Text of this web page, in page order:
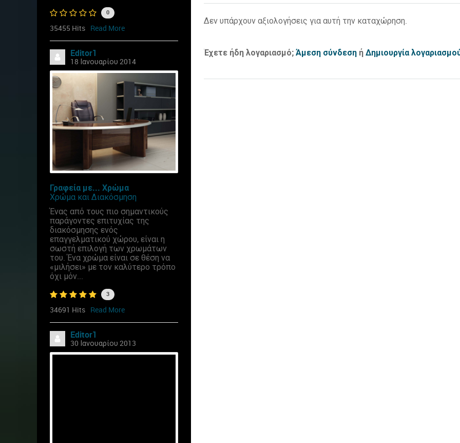
0
35455 Hits Read More
Editor1
18 Ιανουαρίου 2014
Γραφεία με... Χρώμα
Χρώμα και Διακόσμηση
Ένας από τους πιο σημαντικούς
παράγοντες επιτυχίας της
διακόσμησης ενός
επαγγελματικού χώρου, είναι η
σωστή επιλογή των χρωμάτων
του. Ένα χρώμα είναι σε θέση να
«μιλήσει» με τον καλύτερο τρόπο
όχι μόν...
3
34691 Hits Read More
Editor1
30 Ιανουαρίου 2013
Δεν υπάρχουν αξιολογήσεις για αυτή την καταχώρηση.
Έχετε ήδη λογαριασμό; Άμεση σύνδεση ή Δημιουργία